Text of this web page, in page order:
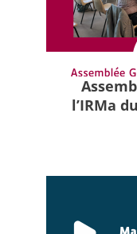
l’IRMa